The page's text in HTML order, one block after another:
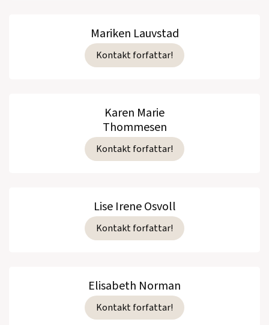
Mariken Lauvstad
Kontakt forfattar!
Karen Marie
Thommesen
Kontakt forfattar!
Lise Irene Osvoll
Kontakt forfattar!
Elisabeth Norman
Kontakt forfattar!